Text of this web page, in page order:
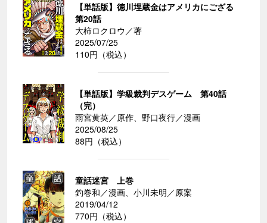
【単話版】徳川埋蔵金はアメリカにござる
第20話
大柿ロクロウ／著
2025/07/25
110円（税込）
【単話版】学級裁判デスゲーム 第40話
（完）
雨宮黄英／原作、野口夜行／漫画
2025/08/25
88円（税込）
童話迷宮 上巻
釣巻和／漫画、小川未明／原案
2019/04/12
770円（税込）